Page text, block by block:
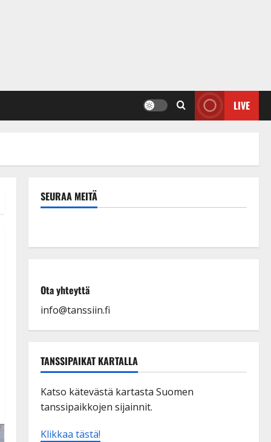
LIVE
SEURAA MEITÄ
Ota yhteyttä
info@tanssiin.fi
TANSSIPAIKAT KARTALLA
Katso kätevästä kartasta Suomen
tanssipaikkojen sijainnit.
Klikkaa tästä!